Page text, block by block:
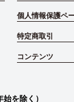
個人情報保護ペ
特定商取引
コンテンツ
を除く）